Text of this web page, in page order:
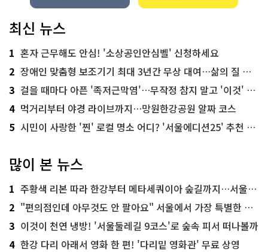
최신 뉴스
1 혼자 근무해도 안심! '소상공인안심벨' 신청하세요
2 장애인 맞춤형 보조기기 최대 3년간 무상 대여…삶의 질 높인다
3 걸을 때마다 아픈 '족저근막염'…무작정 참지 말고 '이것' 해보세요!
4 먹거리부터 야경 라이브까지…망원한강공원 알짜 코스
5 시민이 사랑한 '찐' 로컬 명소 어디? '서울에디션25' 추천 코스
많이 본 뉴스
1 주황색 리본 따라 한강부터 메타세쿼이아 숲길까지…서울둘레길 15코스
2 "편의점인데 아무것도 안 팔아요" 서울에서 가장 특별한 편의점의 정체
3 이것이 천연 냉방! '서울둘레길 9코스'로 숲속 피서 떠나볼까
4 한강 다리 아래서 영화 한 편! '다리밑 영화관' 무료 상영